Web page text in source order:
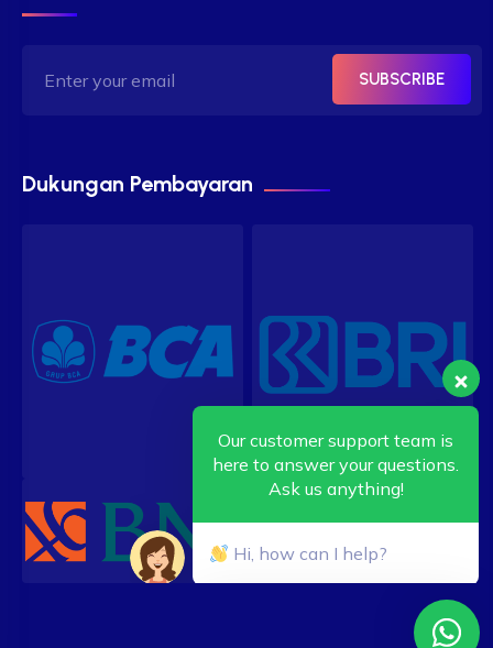
SUBSCRIBE
Dukungan Pembayaran
Our customer support team is
here to answer your questions.
Hi, how can I help?